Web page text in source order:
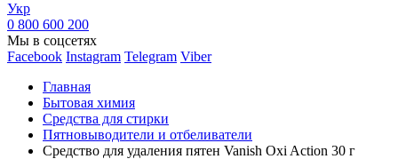
Укр
0 800 600 200
Мы в соцсетях
Facebook Instagram Telegram Viber
Главная
Бытовая химия
Средства для стирки
Пятновыводители и отбеливатели
Средство для удаления пятен Vanish Oxi Action 30 г